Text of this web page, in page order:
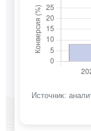
Источник: